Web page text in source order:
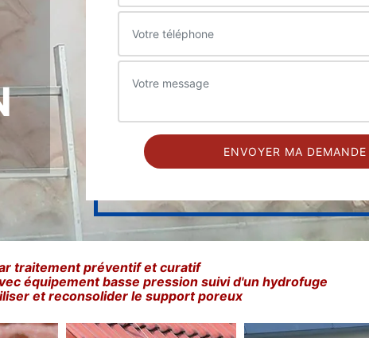
traitement préventif et curatif
équipement basse pression suivi d'un hydrofuge
et reconsolider le support poreux